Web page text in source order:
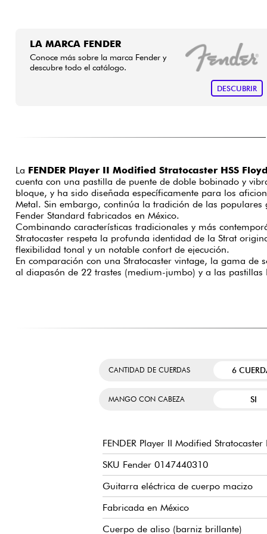
LA MARCA FENDER
Conoce más sobre la marca Fender y
descubre todo el catálogo.
DESCUBRIR
La FENDER Player II Modified Stratocaster HSS
cuenta con una pastilla de puente de doble bobinado y
bloque, y ha sido diseñada específicamente para los
Metal. Sin embargo, continúa la tradición de las populares
Fender Standard fabricados en México.
Combinando características tradicionales y más
Stratocaster respeta la profunda identidad de la Strat
flexibilidad tonal y un notable confort de ejecución.
En comparación con una Stratocaster vintage, la gama de
al diapasón de 22 trastes (medium-jumbo) y a las pastillas
CANTIDAD DE CUERDAS 6
MANGO CON CABEZA SI
FENDER Player II Modified Stratocaster
SKU Fender 0147440310
Guitarra eléctrica de cuerpo macizo
Fabricada en México
Cuerpo de aliso (barniz brillante)